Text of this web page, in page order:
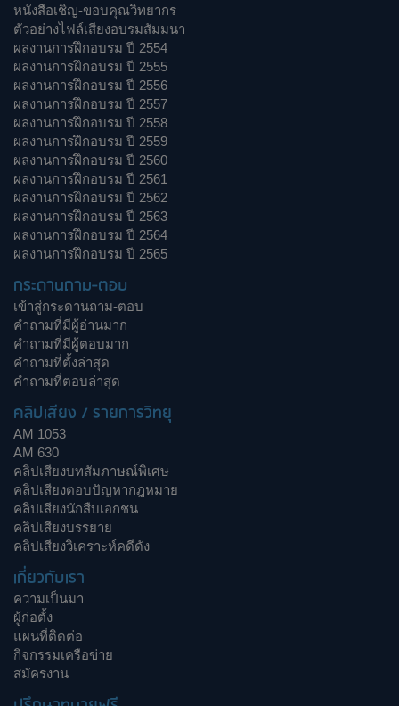
หนังสือเชิญ-ขอบคุณวิทยากร
ตัวอย่างไฟล์เสียงอบรมสัมมนา
ผลงานการฝึกอบรม ปี 2554
ผลงานการฝึกอบรม ปี 2555
ผลงานการฝึกอบรม ปี 2556
ผลงานการฝึกอบรม ปี 2557
ผลงานการฝึกอบรม ปี 2558
ผลงานการฝึกอบรม ปี 2559
ผลงานการฝึกอบรม ปี 2560
ผลงานการฝึกอบรม ปี 2561
ผลงานการฝึกอบรม ปี 2562
ผลงานการฝึกอบรม ปี 2563
ผลงานการฝึกอบรม ปี 2564
ผลงานการฝึกอบรม ปี 2565
กระดานถาม-ตอบ
เข้าสู่กระดานถาม-ตอบ
คำถามที่มีผู้อ่านมาก
คำถามที่มีผู้ตอบมาก
คำถามที่ตั้งล่าสุด
คำถามที่ตอบล่าสุด
คลิปเสียง / รายการวิทยุ
AM 1053
AM 630
คลิปเสียงบทสัมภาษณ์พิเศษ
คลิปเสียงตอบปัญหากฎหมาย
คลิปเสียงนักสืบเอกชน
คลิปเสียงบรรยาย
คลิปเสียงวิเคราะห์คดีดัง
เกี่ยวกับเรา
ความเป็นมา
ผู้ก่อตั้ง
แผนที่ติดต่อ
กิจกรรมเครือข่าย
สมัครงาน